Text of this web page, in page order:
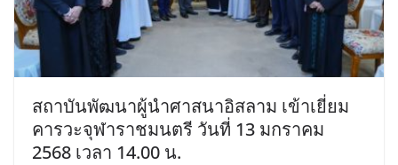
สถาบันพัฒนาผู้นำศาสนาอิสลาม เข้าเยี่ยม
คารวะจุฬาราชมนตรี วันที่ 13 มกราคม
2568 เวลา 14.00 น.